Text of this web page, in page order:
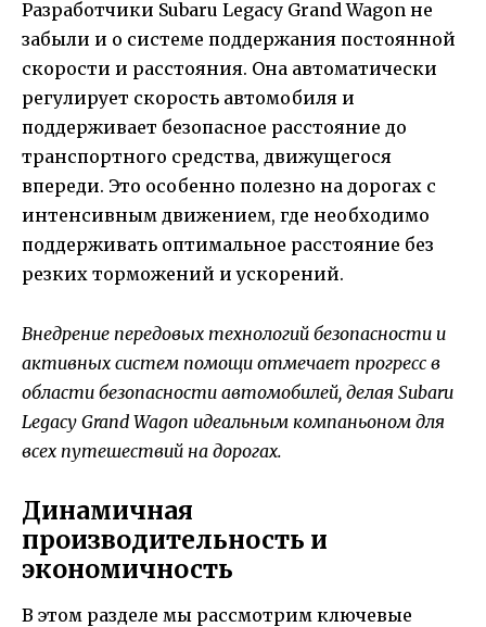
Разработчики Subaru Legacy Grand Wagon не
забыли и о системе поддержания постоянной
скорости и расстояния. Она автоматически
регулирует скорость автомобиля и
поддерживает безопасное расстояние до
транспортного средства, движущегося
впереди. Это особенно полезно на дорогах с
интенсивным движением, где необходимо
поддерживать оптимальное расстояние без
резких торможений и ускорений.
Внедрение передовых технологий безопасности и
активных систем помощи отмечает прогресс в
области безопасности автомобилей, делая Subaru
Legacy Grand Wagon идеальным компаньоном для
всех путешествий на дорогах.
Динамичная
производительность и
экономичность
В этом разделе мы рассмотрим ключевые